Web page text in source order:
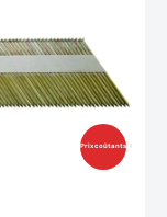
Prix coûtants